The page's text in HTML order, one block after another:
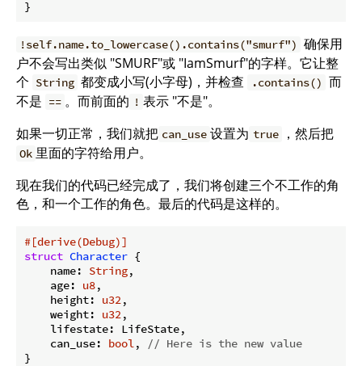
!self.name.to_lowercase().contains("smurf") 确保用
户不会写出类似 "SMURF"或 "IamSmurf"的字样。它让整
个 String 都变成小写(小字母)，并检查 .contains() 而
不是 == 。而前面的 ! 表示 "不是"。
如果一切正常，我们就把 can_use 设置为 true ，然后把
Ok 里面的字符给用户。
现在我们的代码已经完成了，我们将创建三个不工作的角
色，和一个工作的角色。最后的代码是这样的。
#[derive(Debug)]
struct Character {
    name:
String,
    age:
u8,
    height:
u32,
    weight:
u32,
    lifestate: LifeState,
    can_use:
bool,
// Here is the new value
}